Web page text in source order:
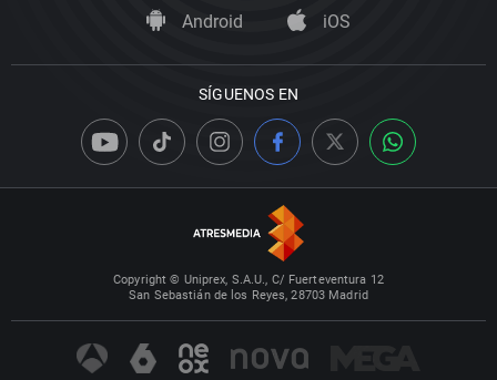
Android iOS
SÍGUENOS EN
Copyright © Uniprex, S.A.U., C/ Fuerteventura 12
San Sebastián de los Reyes, 28703 Madrid